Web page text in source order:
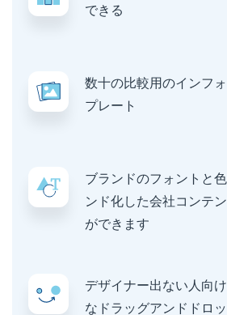
できる
数十の比較用のインフ
プレート
ブランドのフォントと
ンド化した会社コンテ
ができます
デザイナー出ない人向
なドラッグアンドドロ